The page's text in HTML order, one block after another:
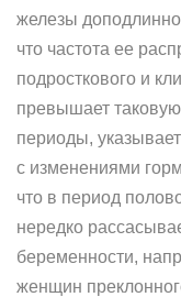
железы
что частота ее
подросткового и
превышает
периоды,
с изменениями
что в период
нередко
беременности,
женщин